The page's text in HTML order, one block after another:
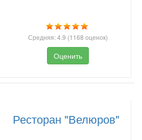
Средняя:4.9 (1168 оценок)
Оценить
Ресторан "Велюров"